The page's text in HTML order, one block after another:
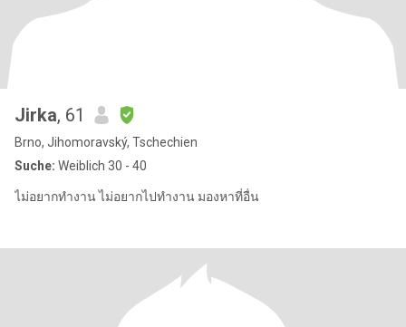
Jirka, 61
Brno, Jihomoravský, Tschechien
Suche: Weiblich 30 - 40
ไม่อยากทำงาน ไม่อยากไปทำงาน มองหาที่อื่น